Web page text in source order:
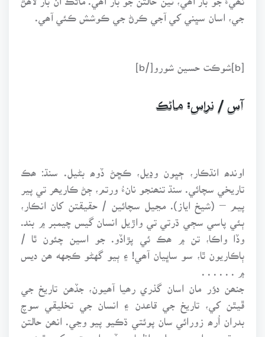
جي، اسان سڀني کي آجي ڪرڻ جي ڪوشش ڪئي آھي.
[b]شوڪت حسين شورو[/b]
آس / نراس: ماڻڪ
اوندھ انڌڪار، ڄڀون وڍيل، ڪڇڻ ڏوھ بڻيل. سنڌ: ھڪ
تاريخي سچائي. سنڌ تنھنجو نانءُ ورتم، ڄڻ ڪاريھر تي پير
پيم – (شيخ اياز). مڃيل سچائين / حقيقتن کان انڪار،
ٻئي پاسي سڄي ڌرتي تي واڙيل انسان گيس چيمبر ۾ بند.
وڏا واڪا، تن ۾ ھڪ ئي پڙاڏو. جو اسين چئون ٿا /
ٻاڪاريون ٿا، سو ساڀيان آھي! ۽ ٻيو گهڻو ڪجهه ھن ديس
جنھن دؤر مان اسان گذري رھيا آھيون، جڏھن تاريخ جي
ڦيٿن کي، تاريخ جي قاعدن ۽ انسان جي تخليقي سوچ
بدران اُرھ زورائي سان پوئتي ڌڪيو پيو وڃي. انھن حالتن
۾ قومي ادب وسيلي اظھار وڏي اھميت رکي ٿو: پر